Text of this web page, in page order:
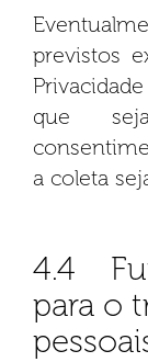
previstos
que
a coleta
4.4
para o